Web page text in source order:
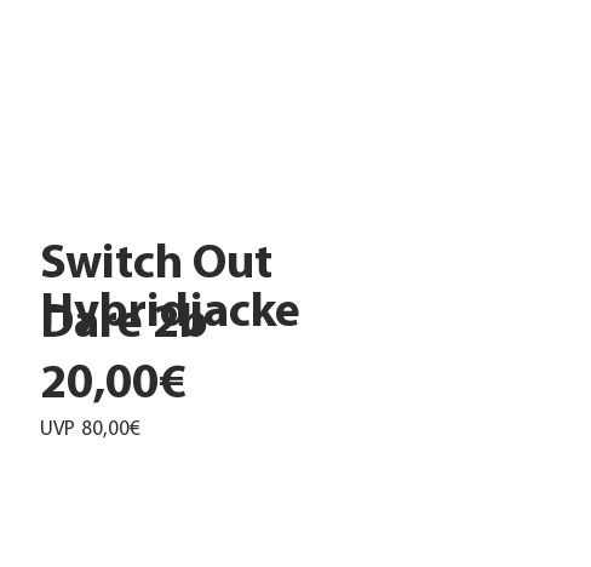
Switch Out
Hybridjacke
Dare 2b
20,00€
UVP 80,00€